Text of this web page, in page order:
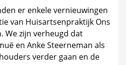
er enkele vernieuwingen
van Huisartsenpraktijk Ons
We zijn verheugd dat
en Anke Steerneman als
verder gaan en de